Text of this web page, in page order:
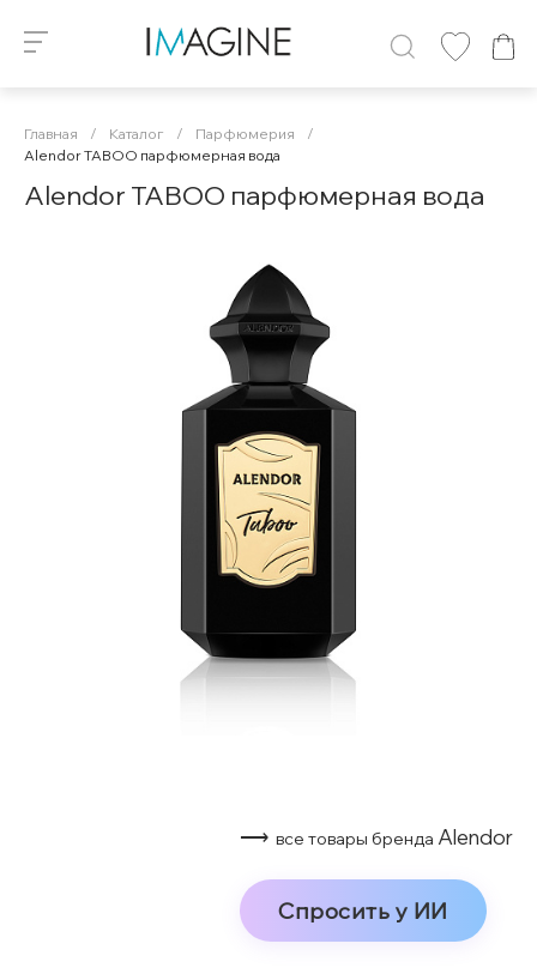
Главная / Каталог / Парфюмерия
/
Alendor TABOO парфюмерная вода
Alendor TABOO парфюмерная вода
⟶ все товары бренда Alendor
Спросить у ИИ